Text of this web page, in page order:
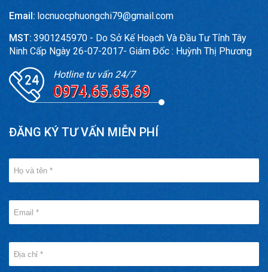
Email: locnuocphuongchi79@gmail.com
MST: 3901245970 - Do Sở Kế Hoạch Và Đầu Tư Tỉnh Tây
Ninh Cấp Ngày 26-07-2017- Giám Đốc : Huỳnh Thị Phương
Hotline tư vấn 24/7
0974.65.65.69
ĐĂNG KÝ TƯ VẤN MIỄN PHÍ